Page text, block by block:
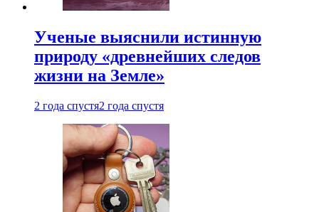
Ученые выяснили истинную
природу «древнейших следов
жизни на Земле»
2 года спустя2 года спустя